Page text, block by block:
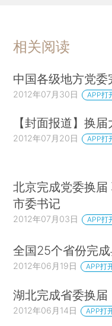
相关阅读
中国各级地方党委
2012年07月30日 APP打
【封面报道】换届
2012年07月20日 APP打
北京完成党委换届
市委书记
2012年07月03日 APP打
全国25个省份完
2012年06月19日 APP打
湖北完成省委换届
2012年06月14日 APP打